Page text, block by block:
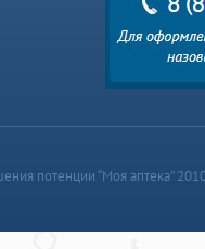
потенции “Моя аптека”